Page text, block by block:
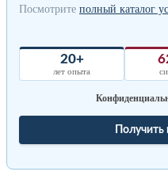
Посмотрите полный каталог
20+
лет опыта
Получить